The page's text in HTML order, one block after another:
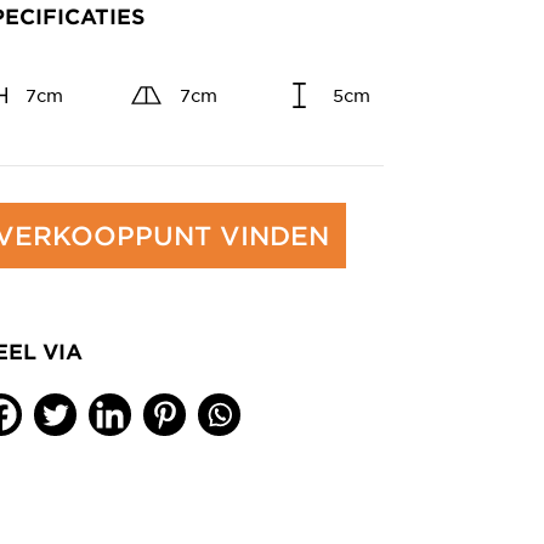
7cm 7cm 5cm
VINDEN
VIA